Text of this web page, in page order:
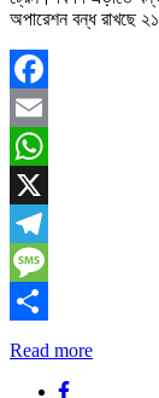
অপারেশন বন্ধ রাখছে
Facebook
Email
WhatsApp
X
Telegram
Message
Share
Read more